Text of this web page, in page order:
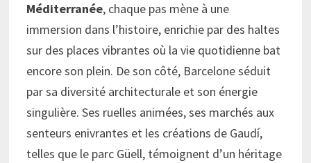
Méditerranée, chaque pas mène à une
immersion dans l’histoire, enrichie par des haltes
sur des places vibrantes où la vie quotidienne bat
encore son plein. De son côté, Barcelone séduit
par sa diversité architecturale et son énergie
singulière. Ses ruelles animées, ses marchés aux
senteurs enivrantes et les créations de Gaudí,
telles que le parc Güell, témoignent d’un héritage